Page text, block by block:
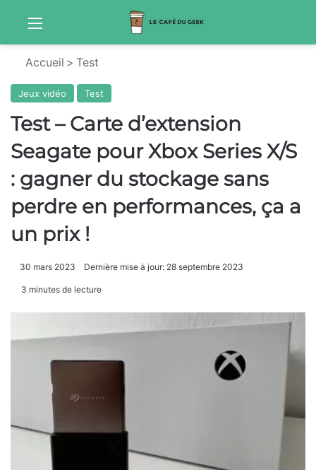
Menu
Accueil > Test
Jeux vidéo Test
Test – Carte d’extension
Seagate pour Xbox Series X/S
: gagner du stockage sans
perdre en performances, ça a
un prix !
30 mars 2023 Dernière mise à jour: 28 septembre 2023
3 minutes de lecture